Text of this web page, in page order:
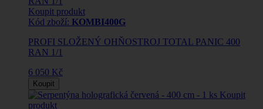
Koupit produkt
Kód zboží: KOMBI400G
PROFI SLOŽENÝ OHŇOSTROJ TOTAL PANIC 400
RAN 1/1
6 050 Kč
Koupit
Koupit
produkt